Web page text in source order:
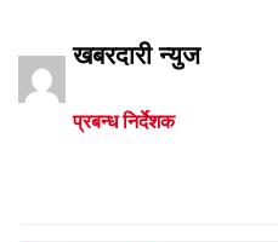
खबरदारी न्युज
प्रबन्ध निर्देशक